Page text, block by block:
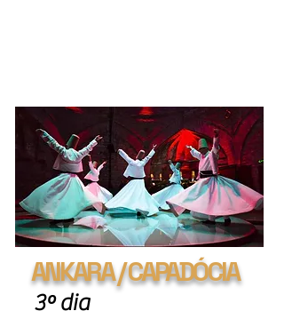
ANKARA / CAPADÓCIA
3º dia